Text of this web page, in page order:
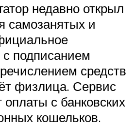
недавно открыл
самозанятых и
подписанием
средств
физлица. Сервис
с банковских
кошельков.